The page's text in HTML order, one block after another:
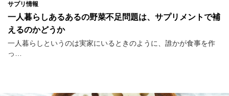
サプリ情報
一人暮らしあるあるの野菜不足問題は、サプリメントで補
えるのかどうか
一人暮らしというのは実家にいるときのように、誰かが食事を作
っ…